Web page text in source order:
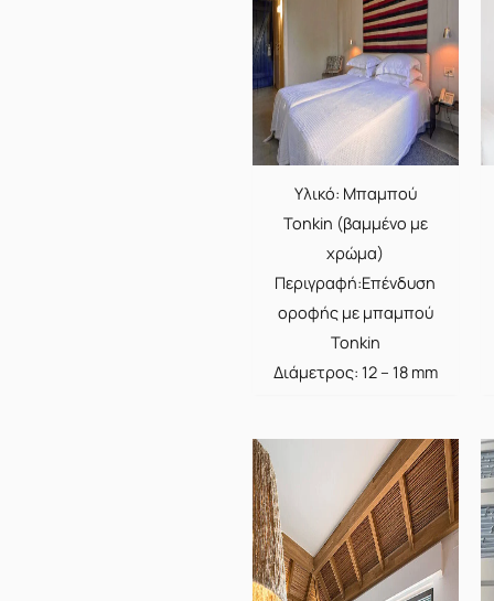
Υλικό: Μπαμπού
Tonkin (βαμμένο με
χρώμα)
Περιγραφή:Επένδυση
οροφής με μπαμπού
Tonkin
Διάμετρος: 12 – 18 mm